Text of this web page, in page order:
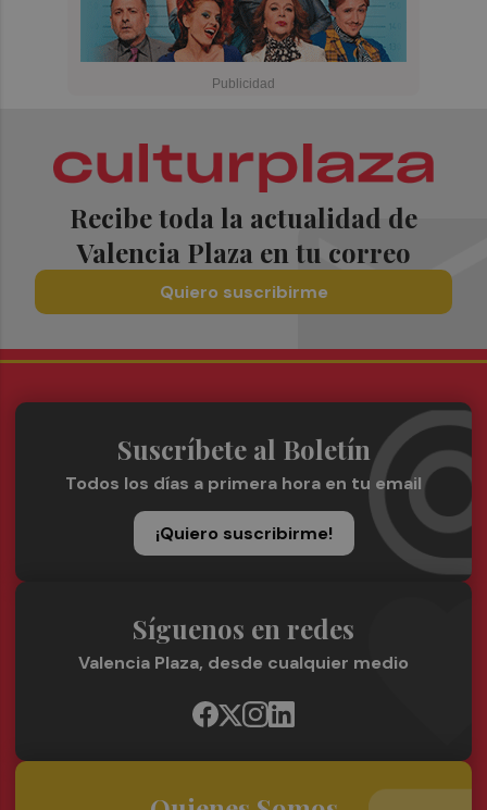
Recibe toda la actualidad de
Valencia Plaza en tu correo
Quiero suscribirme
Suscríbete al Boletín
Todos los días a primera hora en tu email
¡Quiero suscribirme!
Síguenos en redes
Valencia Plaza, desde cualquier medio